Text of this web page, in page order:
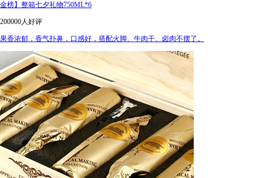
金榜】整箱七夕礼物750ML*6
200000人好评
果香浓郁，香气扑鼻，口感好，搭配火脚、牛肉干、卤肉不摆了。